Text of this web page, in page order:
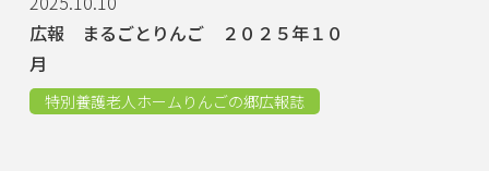
広報 まるごとりんご ２０２５年１０
月
特別養護老人ホームりんごの郷広報誌